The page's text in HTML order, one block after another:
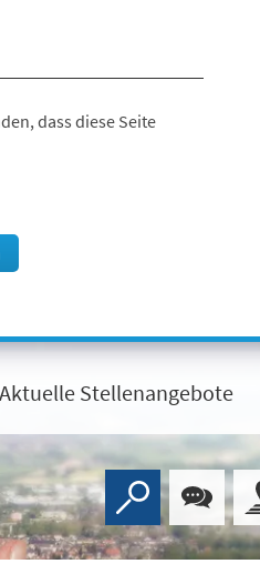
dass diese Seite
Aktuelle Stellenangebote